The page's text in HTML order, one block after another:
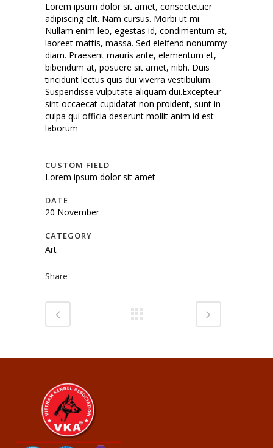
Lorem ipsum dolor sit amet, consectetuer
adipiscing elit. Nam cursus. Morbi ut mi.
Nullam enim leo, egestas id, condimentum at,
laoreet mattis, massa. Sed eleifend nonummy
diam. Praesent mauris ante, elementum et,
bibendum at, posuere sit amet, nibh. Duis
tincidunt lectus quis dui viverra vestibulum.
Suspendisse vulputate aliquam dui.Excepteur
sint occaecat cupidatat non proident, sunt in
culpa qui officia deserunt mollit anim id est
laborum
CUSTOM FIELD
Lorem ipsum dolor sit amet
DATE
20 November
CATEGORY
Art
Share